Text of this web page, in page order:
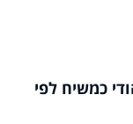
כמשיח לפי